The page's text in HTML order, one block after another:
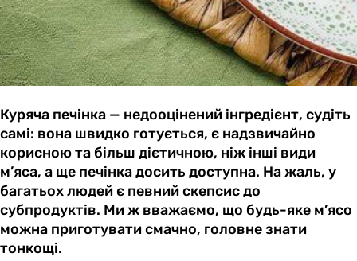
Куряча печінка — недооцінений інгредієнт, судіть
самі: вона швидко готується, є надзвичайно
корисною та більш дієтичною, ніж інші види
м’яса, а ще печінка досить доступна. На жаль, у
багатьох людей є певний скепсис до
субпродуктів. Ми ж вважаємо, що будь-яке м’ясо
можна приготувати смачно, головне знати
тонкощі.